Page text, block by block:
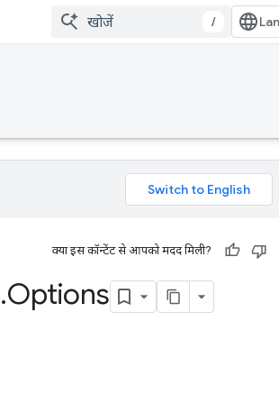
/
क्या इस कॉन्टेंट से आपको मदद मिली?
.Options